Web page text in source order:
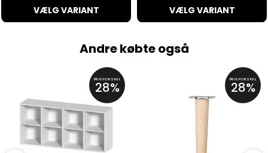
VÆLG VARIANT VÆLG VARIANT
Andre købte også
PRISFORSKEL
28% PRISFORSKEL
28%